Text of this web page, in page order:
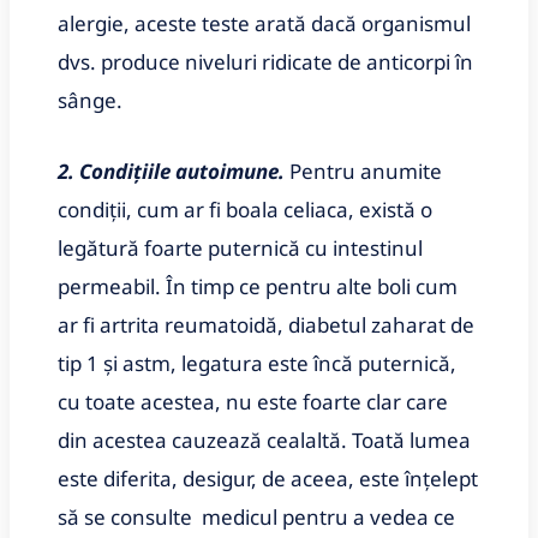
alergie, aceste teste arată dacă organismul
dvs. produce niveluri ridicate de anticorpi în
sânge.
2. Condițiile autoimune. Pentru anumite
condiții, cum ar fi boala celiaca, există o
legătură foarte puternică cu intestinul
permeabil. În timp ce pentru alte boli cum
ar fi artrita reumatoidă, diabetul zaharat de
tip 1 și astm, legatura este încă puternică,
cu toate acestea, nu este foarte clar care
din acestea cauzează cealaltă. Toată lumea
este diferita, desigur, de aceea, este înțelept
să se consulte medicul pentru a vedea ce